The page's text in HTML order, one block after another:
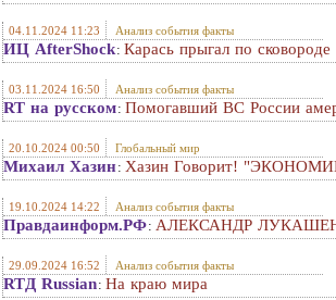
04.11.2024 11:23 Анализ события факты
ИЦ AfterShock: Карась прыгал по сковороде
03.11.2024 16:50 Анализ события факты
RT на русском: Помогавший ВС России
20.10.2024 00:50 Глобальный мир
Михаил Хазин: Хазин Говорит!
19.10.2024 14:22 Анализ события факты
Правдаинформ.РФ: АЛЕКСАНДР
29.09.2024 16:52 Анализ события факты
RTД Russian: На краю мира